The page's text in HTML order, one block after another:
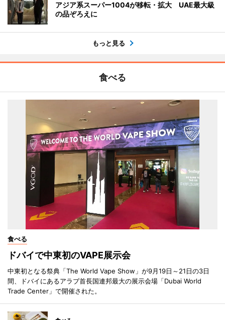
アジア系スーパー1004が移転・拡大 UAE最大級
の品ぞろえに
もっと見る
食べる
食べる
ドバイで中東初のVAPE展示会
中東初となる祭典「The World Vape Show」が9月19日～21日の3日
間、ドバイにあるアラブ首長国連邦最大の展示会場「Dubai World
Trade Center」で開催された。